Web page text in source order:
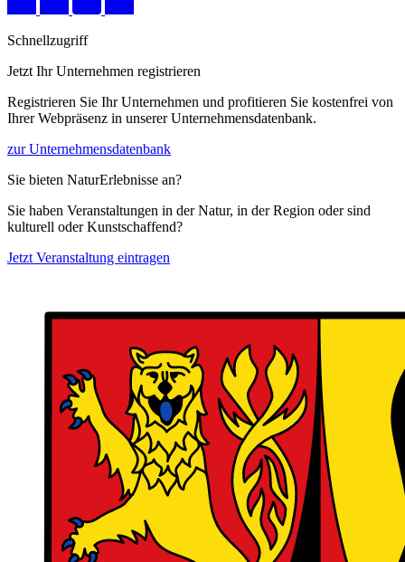
Schnellzugriff
Jetzt Ihr Unternehmen registrieren
Registrieren Sie Ihr Unternehmen und profitieren Sie kostenfrei von
Ihrer Webpräsenz in unserer Unternehmensdatenbank.
zur Unternehmensdatenbank
Sie bieten NaturErlebnisse an?
Sie haben Veranstaltungen in der Natur, in der Region oder sind
kulturell oder Kunstschaffend?
Jetzt Veranstaltung eintragen